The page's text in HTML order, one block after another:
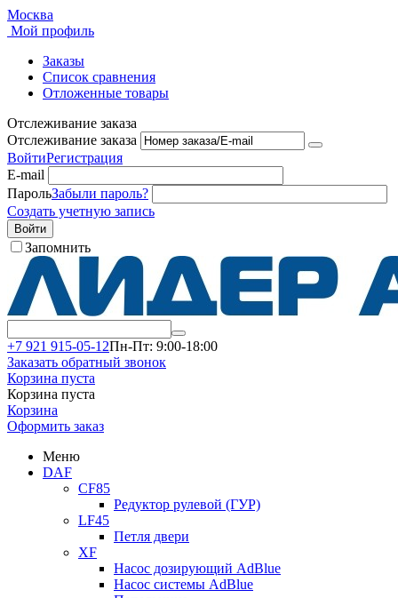
Москва
Мой профиль
Заказы
Список сравнения
Отложенные товары
Отслеживание заказа
Отслеживание заказа
ВойтиРегистрация
E-mail
ПарольЗабыли пароль?
Создать учетную запись
Войти
Запомнить
+7 921 915-05-12Пн-Пт: 9:00-18:00
Заказать обратный звонок
Корзина пуста
Корзина пуста
Корзина
Оформить заказ
Меню
DAF
CF85
Редуктор рулевой (ГУР)
LF45
Петля двери
XF
Насос дозирующий AdBlue
Насос системы AdBlue